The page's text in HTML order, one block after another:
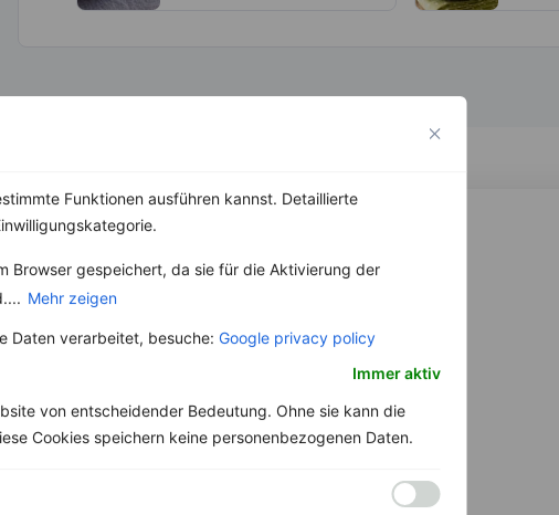
Funktionen ausführen kannst. Detaillierte
Browser gespeichert, da sie für die Aktivierung der
Mehr zeigen
Daten verarbeitet, besuche: Google privacy policy
Immer aktiv
von entscheidender Bedeutung. Ohne sie kann die
Cookies speichern keine personenbezogenen Daten.